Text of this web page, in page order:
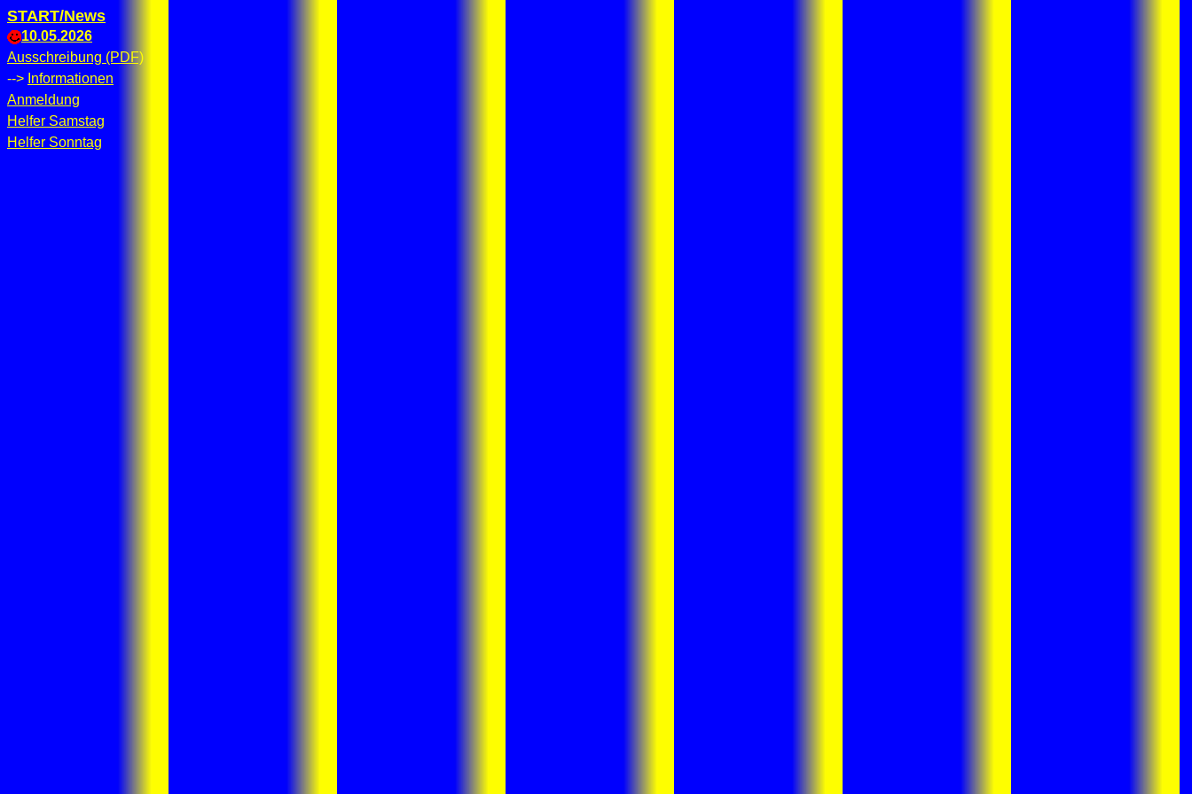
START/News
10.05.2026
Ausschreibung (PDF)
--> Informationen
Anmeldung
Helfer Samstag
Helfer Sonntag